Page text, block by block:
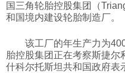
评论
经济
国三角轮胎控股集团（
和国境内建设轮胎制造厂。
该工厂的年生产力为
胎控股集团正在考察斯捷
什科尔托斯坦共和国政府表